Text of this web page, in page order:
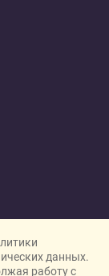
данных.
работу с